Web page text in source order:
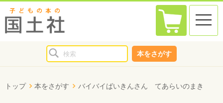
toggle
本をさがす
トップ 本をさがす バイバイばいきんさん てあらいのまき